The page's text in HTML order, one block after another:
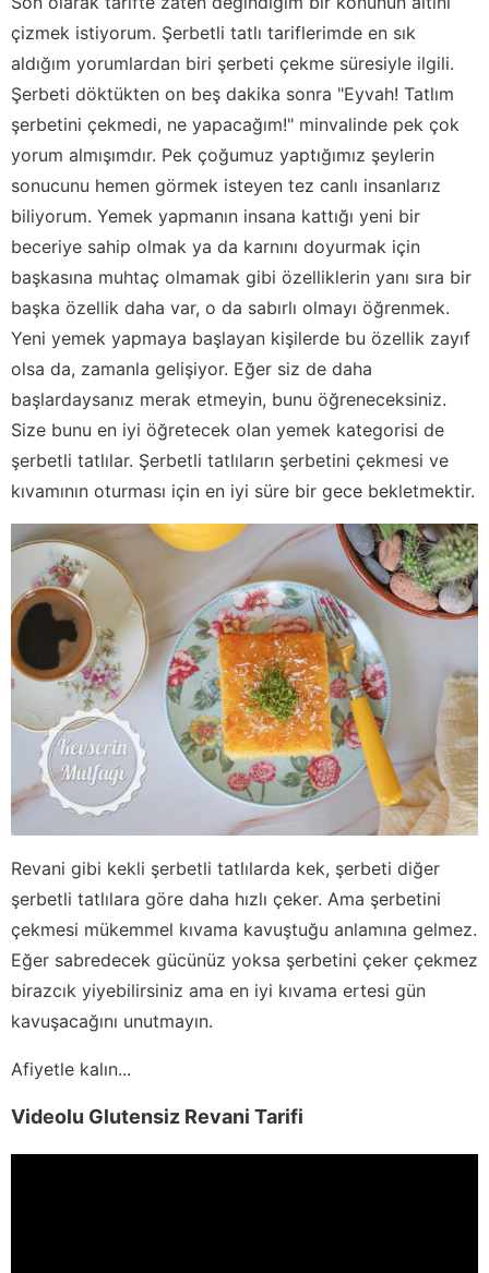
çizmek istiyorum. Şerbetli tatlı tariflerimde en sık
aldığım yorumlardan biri şerbeti çekme süresiyle ilgili.
Şerbeti döktükten on beş dakika sonra "Eyvah! Tatlım
şerbetini çekmedi, ne yapacağım!" minvalinde pek çok
yorum almışımdır. Pek çoğumuz yaptığımız şeylerin
sonucunu hemen görmek isteyen tez canlı insanlarız
biliyorum. Yemek yapmanın insana kattığı yeni bir
beceriye sahip olmak ya da karnını doyurmak için
başkasına muhtaç olmamak gibi özelliklerin yanı sıra bir
başka özellik daha var, o da sabırlı olmayı öğrenmek.
Yeni yemek yapmaya başlayan kişilerde bu özellik zayıf
olsa da, zamanla gelişiyor. Eğer siz de daha
başlardaysanız merak etmeyin, bunu öğreneceksiniz.
Size bunu en iyi öğretecek olan yemek kategorisi de
şerbetli tatlılar. Şerbetli tatlıların şerbetini çekmesi ve
kıvamının oturması için en iyi süre bir gece bekletmektir.
Revani gibi kekli şerbetli tatlılarda kek, şerbeti diğer
şerbetli tatlılara göre daha hızlı çeker. Ama şerbetini
çekmesi mükemmel kıvama kavuştuğu anlamına gelmez.
Eğer sabredecek gücünüz yoksa şerbetini çeker çekmez
birazcık yiyebilirsiniz ama en iyi kıvama ertesi gün
kavuşacağını unutmayın.
Afiyetle kalın...
Videolu Glutensiz Revani Tarifi